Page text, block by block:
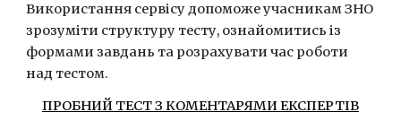
Використання сервісу допоможе учасникам ЗНО
зрозуміти структуру тесту, ознайомитись із
формами завдань та розрахувати час роботи
над тестом.
ПРОБНИЙ ТЕСТ З КОМЕНТАРЯМИ ЕКСПЕРТІВ